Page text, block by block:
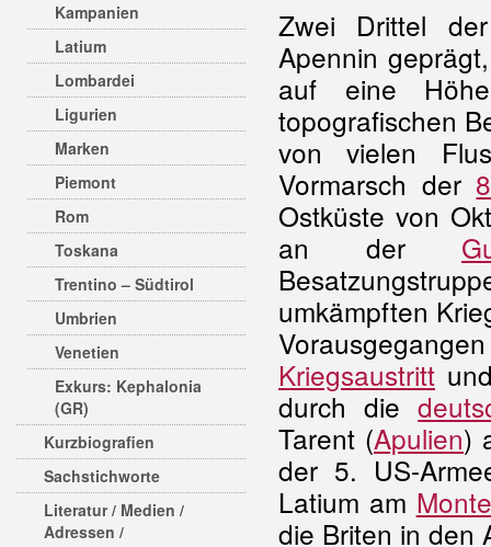
Kampanien
Latium
Lombardei
Ligurien
Marken
Piemont
Rom
Toskana
Trentino – Südtirol
Umbrien
Venetien
Exkurs: Kephalonia
(GR)
Kurzbiografien
Sachstichworte
Literatur / Medien /
Adressen /
Zwei Drittel
Apennin
auf eine
topografischen
von vielen
Vormarsch der
Ostküste von
an der
umkämpften
Kriegsaustritt
durch die
Tarent (Apulien)
der 5. US-
Latium am
die Briten in den